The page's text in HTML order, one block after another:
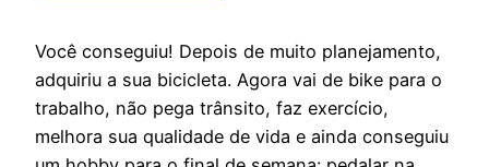
Você conseguiu! Depois de muito planejamento,
adquiriu a sua bicicleta. Agora vai de bike para o
trabalho, não pega trânsito, faz exercício,
melhora sua qualidade de vida e ainda conseguiu